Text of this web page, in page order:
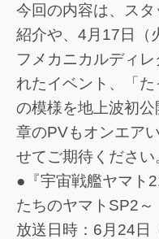
今回の内容は、ス
紹介や、4月17日（
フメカニカルディ
れたイベント、「た
の模様を地上波初
章のPVもオンエア
せてご期待ください
●『宇宙戦艦ヤマト
たちのヤマトSP2～
放送日時：6月24日